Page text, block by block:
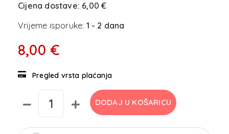
Cijena dostave: 6,00 €
Vrijeme isporuke: 1 - 2 dana
8,00 €
Pregled vrsta plaćanja
DODAJ U KOŠARICU